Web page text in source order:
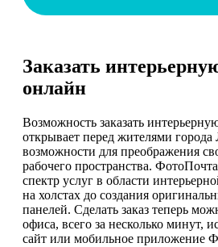
Заказать
онлайн
Возможность заказать
открывает перед жителями
возможности для преображения
рабочего пространства.
спектр услуг в области
на холстах до создания
панелей. Сделать заказ теперь
офиса, всего за несколько минут,
сайт или мобильное приложение